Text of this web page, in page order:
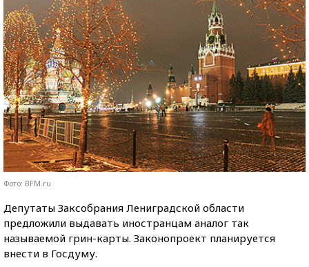
Фото: BFM.ru
Депутаты Заксобрания Лениградской области
предложили выдавать иностранцам аналог так
называемой грин-карты. Законопроект планируется
внести в Госдуму.